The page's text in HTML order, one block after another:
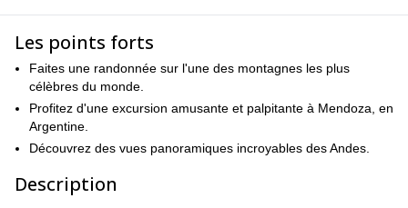
Les points forts
Faites une randonnée sur l'une des montagnes les plus
célèbres du monde.
Profitez d'une excursion amusante et palpitante à Mendoza, en
Argentine.
Découvrez des vues panoramiques incroyables des Andes.
Description